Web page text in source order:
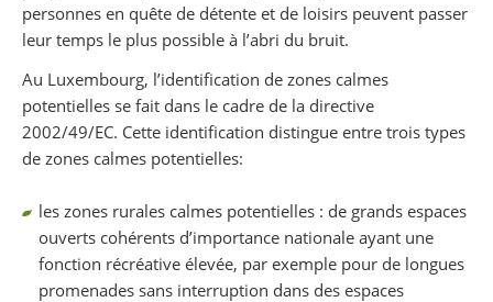
personnes en quête de détente et de loisirs peuvent passer
leur temps le plus possible à l’abri du bruit.
Au Luxembourg, l’identification de zones calmes
potentielles se fait dans le cadre de la directive
2002/49/EC. Cette identification distingue entre trois types
de zones calmes potentielles:
les zones rurales calmes potentielles : de grands espaces
ouverts cohérents d’importance nationale ayant une
fonction récréative élevée, par exemple pour de longues
promenades sans interruption dans des espaces